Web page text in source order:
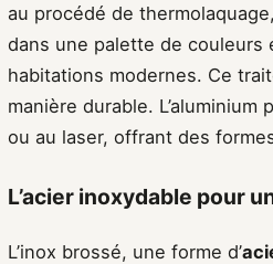
au procédé de
dans une palette de
habitations modernes. Ce
manière durable. L’aluminium
ou au laser, offrant des
L’acier inoxydable pour
L’inox brossé, une forme d’